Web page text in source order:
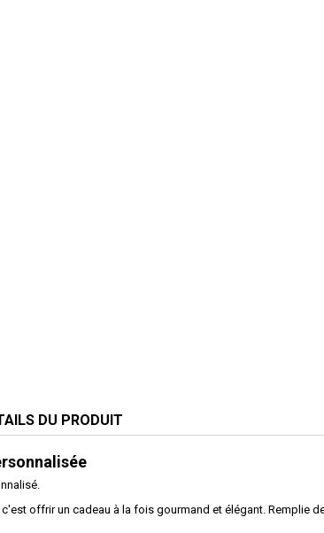
DU PRODUIT
offrir un cadeau à la fois gourmand et élégant. Remplie